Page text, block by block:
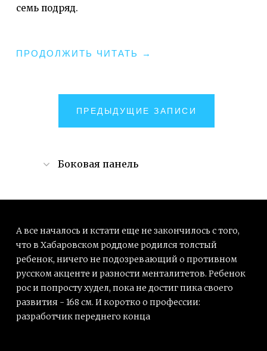
семь подряд.
ПРОДОЛЖИТЬ ЧИТАТЬ
"МАМИНА
СТАРШАЯ
ШКОЛА."
→
НАВИГАЦИЯПРЕДЫДУЩИЕ ЗАПИСИ
Боковая панель
РУБРИКИ
Favorite (15)
Визуальное(41)
А все началось и кстати еще не закончилось с того,
что в Хабаровском роддоме родился толстый
ребенок, ничего не подозревающий о противном
русском акценте и разности менталитетов. Ребенок
рос и попросту худел, пока не достиг пика своего
развития - 168 см. И коротко о профессии:
разработчик переднего конца